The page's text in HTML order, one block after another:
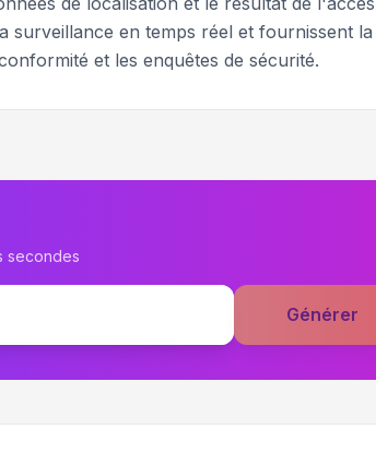
surveillance en temps réel et fournissent la
et les enquêtes de sécurité.
secondes
Générer